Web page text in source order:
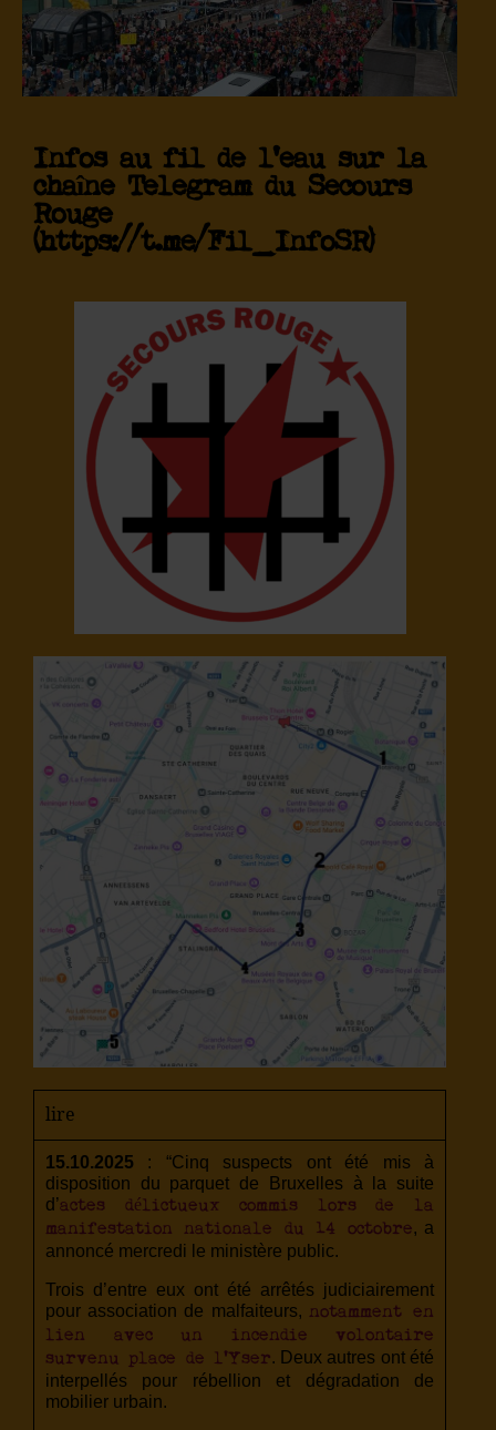
Infos au fil de l'eau sur la
chaîne Telegram du Secours
Rouge
(https://t.me/Fil_InfoSR)
lire
15.10.2025 : “Cinq suspects ont été mis à
disposition du parquet de Bruxelles à la suite
d’actes délictueux commis lors de la
manifestation nationale du 14 octobre, a
annoncé mercredi le ministère public.
Trois d’entre eux ont été arrêtés judiciairement
pour association de malfaiteurs, notamment en
lien avec un incendie volontaire
survenu place de l’Yser. Deux autres ont été
interpellés pour rébellion et dégradation de
mobilier urbain.